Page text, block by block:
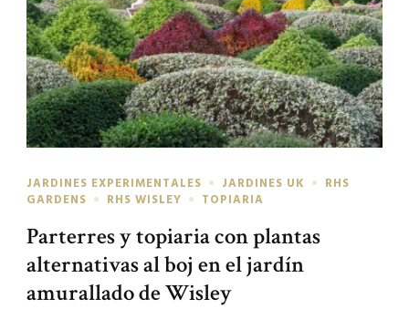
JARDINES EXPERIMENTALES JARDINES UK
RHS
GARDENS
RHS WISLEY TOPIARIA
Parterres y topiaria con plantas
alternativas al boj en el jardín
amurallado de Wisley